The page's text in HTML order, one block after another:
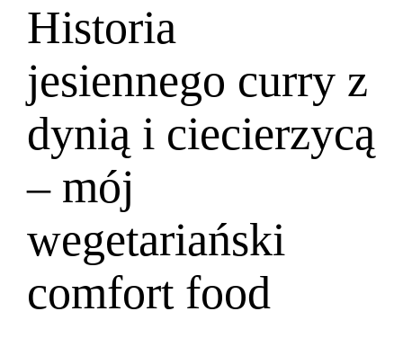
Historia
jesiennego curry z
dynią i ciecierzycą
– mój
wegetariański
comfort food